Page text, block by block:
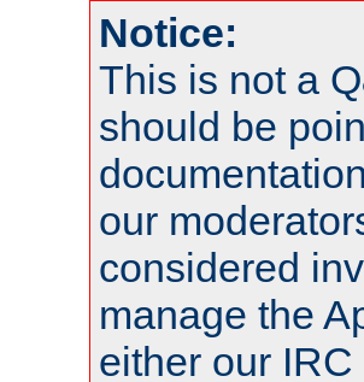
Notice:
This is not a
should be
our
considered
manage the
either our